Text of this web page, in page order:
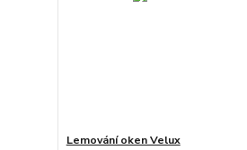
Lemování oken Velux